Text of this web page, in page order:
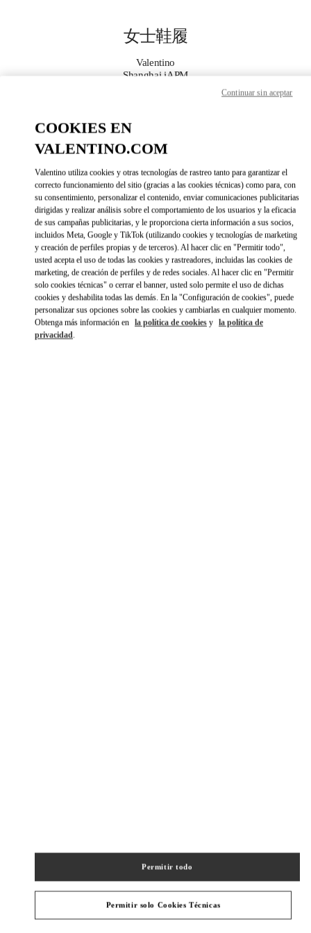
女士鞋履
Valentino
Shanghai iAPM
更多细节
DIRECCIONESLINK OPENS IN
Link Opens in New Tab
ABIERTO AHORA- CIERRA A LAS 10:00 PM
SHANGHAI IFC
COOKIES EN
VALENTINO.COM
Valentino utiliza cookies y otras tecnologías de rastreo tanto para garantizar el
correcto funcionamiento del sitio (gracias a las cookies técnicas) como para, con
su consentimiento, personalizar el contenido, enviar comunicaciones publicitarias
dirigidas y realizar análisis sobre el comportamiento de los usuarios y la eficacia
de sus campañas publicitarias, y le proporciona cierta información a sus socios,
incluidos Meta, Google y TikTok (utilizando cookies y tecnologías de marketing
y creación de perfiles propias y de terceros). Al hacer clic en "Permitir todo",
usted acepta el uso de todas las cookies y rastreadores, incluidas las cookies de
marketing, de creación de perfiles y de redes sociales. Al hacer clic en "Permitir
solo cookies técnicas" o cerrar el banner, usted solo permite el uso de dichas
cookies y deshabilita todas las demás. En la "Configuración de cookies", puede
personalizar sus opciones sobre las cookies y cambiarlas en cualquier momento.
Obtenga más información en la política de cookies y la política de
privacidad.
Permitir solo Cookies Técnicas
Permitir todo
Continuar sin aceptar